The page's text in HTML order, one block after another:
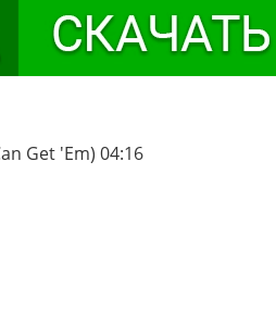
Get 'Em) 04:16